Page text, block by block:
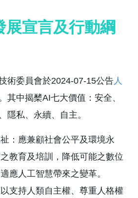
展宣言及行動綱
術委員會於2024-07-15公告 人
。其中揭櫫AI七大價值：安全、
隱私、永續、自主。
：應兼顧社會公平及環境永
教育及培訓，降低可能之數位
應人工智慧帶來之變革。
支持人類自主權、尊重人格權